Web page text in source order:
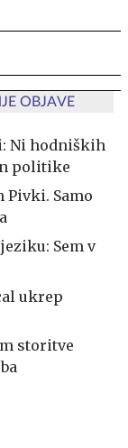
OBJAVE
Ni hodniških
politike
Pivki. Samo
Sem v
ukrep
storitve